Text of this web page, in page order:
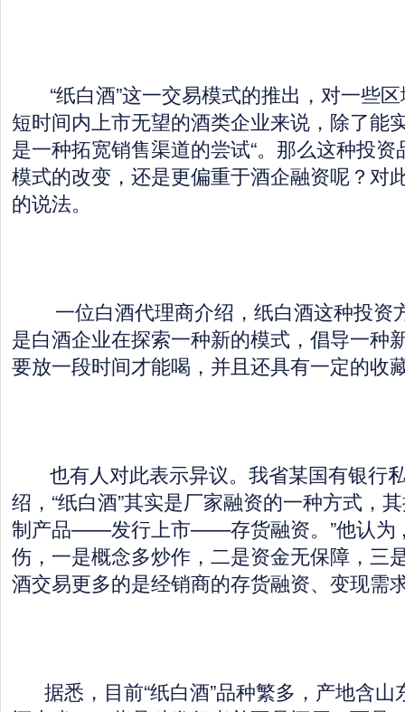
“纸白酒”这一交易模式的推出，对一些区
短时间内上市无望的酒类企业来说，除了能
是一种拓宽销售渠道的尝试“。那么这种投
模式的改变，还是更偏重于酒企融资呢？对
的说法。
一位白酒代理商介绍，纸白酒这种投资
是白酒企业在探索一种新的模式，倡导一种
要放一段时间才能喝，并且还具有一定的收
也有人对此表示异议。我省某国有银行
绍，“纸白酒”其实是厂家融资的一种方式，
制产品——发行上市——存货融资。”他认为
伤，一是概念多炒作，二是资金无保障，三
酒交易更多的是经销商的存货融资、变现需
据悉，目前“纸白酒”品种繁多，产地含山